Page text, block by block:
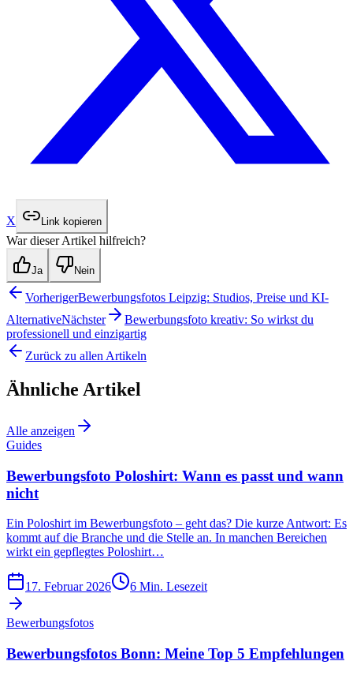
X Link kopieren
War dieser Artikel hilfreich?
Ja Nein
VorherigerBewerbungsfotos Leipzig: Studios, Preise und KI-
AlternativeNächster
Bewerbungsfoto kreativ: So wirkst du
professionell und einzigartig
Zurück zu allen Artikeln
Ähnliche Artikel
Alle anzeigen
Guides
Bewerbungsfoto Poloshirt: Wann es passt und wann
nicht
Ein Poloshirt im Bewerbungsfoto – geht das? Die kurze Antwort: Es
kommt auf die Branche und die Stelle an. In manchen Bereichen
wirkt ein gepflegtes Poloshirt…
17. Februar 2026 6 Min. Lesezeit
Bewerbungsfotos
Bewerbungsfotos Bonn: Meine Top 5 Empfehlungen